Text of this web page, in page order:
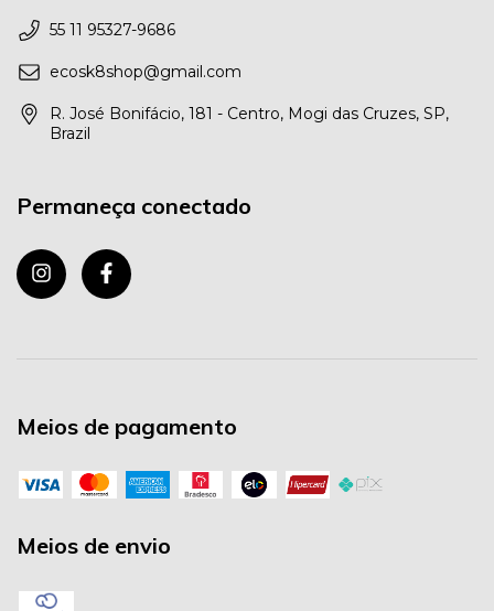
55 11 95327-9686
ecosk8shop@gmail.com
R. José Bonifácio, 181 - Centro, Mogi das Cruzes, SP,
Brazil
Permaneça conectado
Meios de pagamento
Meios de envio